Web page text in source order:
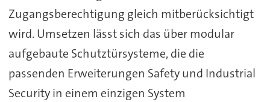
Zugangsberechtigung gleich mitberücksichtigt
wird. Umsetzen lässt sich das über modular
aufgebaute Schutztürsysteme, die die
passenden Erweiterungen Safety und Industrial
Security in einem einzigen System